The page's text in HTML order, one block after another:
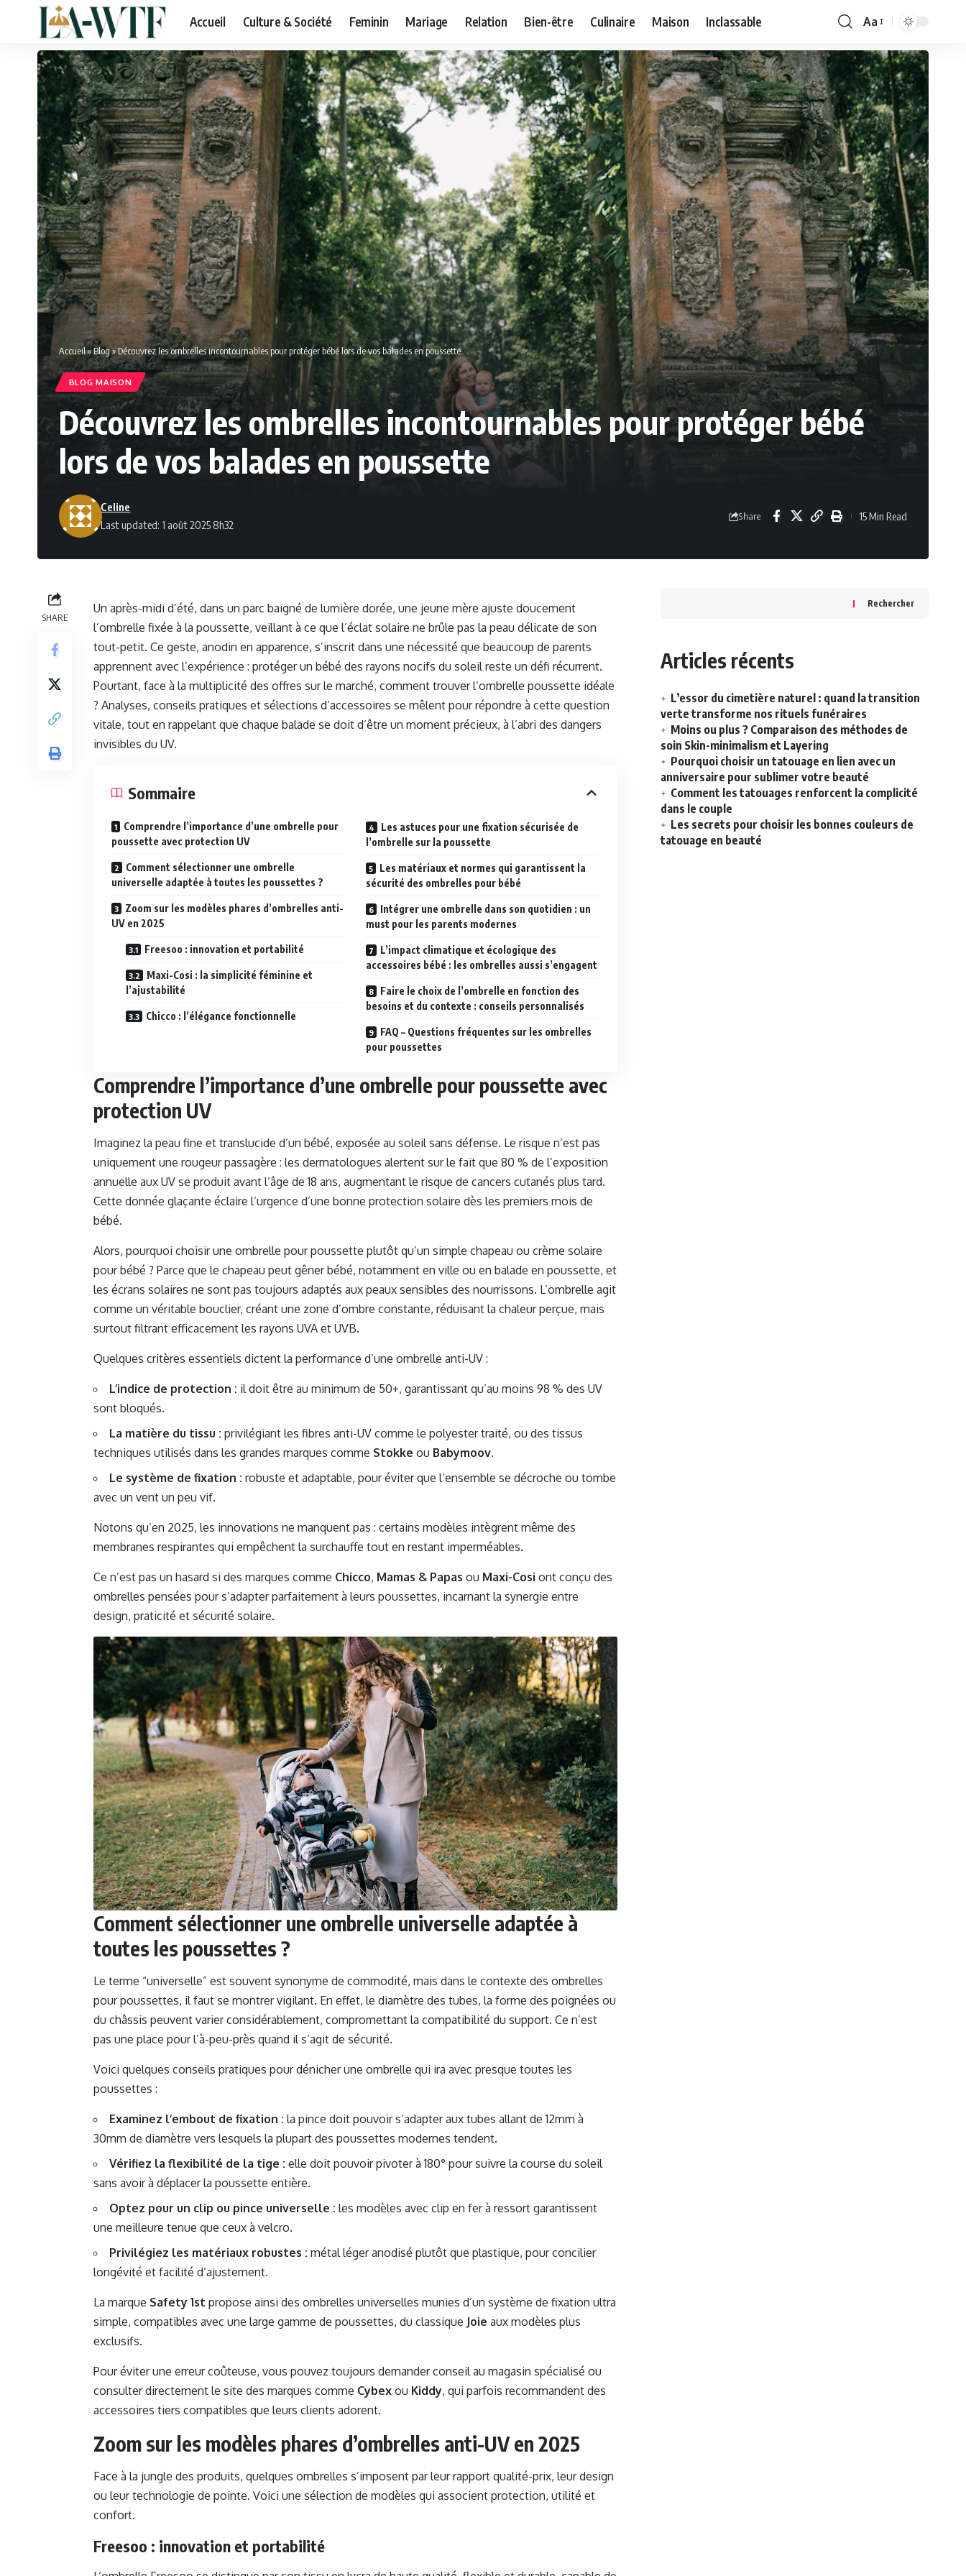
Accueil Culture & Société Feminin Mariage Relation Bien-être Culinaire Maison Inclassable
Font
Resizer
Aa
Accueil»Blog»Découvrez les ombrelles incontournables pour protéger bébé lors de vos balades en poussette
BLOG MAISON
Découvrez les ombrelles incontournables pour protéger bébé
lors de vos balades en poussette
Last updated: 1 août 2025 8h32
Celine
Share 15 Min Read
SHARE
Un après-midi d’été, dans un parc baigné de lumière dorée, une jeune mère ajuste doucement
l’ombrelle fixée à la poussette, veillant à ce que l’éclat solaire ne brûle pas la peau délicate de son
tout-petit. Ce geste, anodin en apparence, s’inscrit dans une nécessité que beaucoup de parents
apprennent avec l’expérience : protéger un bébé des rayons nocifs du soleil reste un défi récurrent.
Pourtant, face à la multiplicité des offres sur le marché, comment trouver l’ombrelle poussette idéale
? Analyses, conseils pratiques et sélections d’accessoires se mêlent pour répondre à cette question
vitale, tout en rappelant que chaque balade se doit d’être un moment précieux, à l’abri des dangers
invisibles du UV.
Sommaire
Comprendre l’importance d’une ombrelle pour
poussette avec protection UV
Comment sélectionner une ombrelle
universelle adaptée à toutes les poussettes ?
Zoom sur les modèles phares d’ombrelles anti-
UV en 2025
Freesoo : innovation et portabilité
Maxi-Cosi : la simplicité féminine et
l’ajustabilité
Chicco : l’élégance fonctionnelle
Les astuces pour une fixation sécurisée de
l’ombrelle sur la poussette
Les matériaux et normes qui garantissent la
sécurité des ombrelles pour bébé
Intégrer une ombrelle dans son quotidien : un
must pour les parents modernes
L’impact climatique et écologique des
accessoires bébé : les ombrelles aussi s’engagent
Faire le choix de l’ombrelle en fonction des
besoins et du contexte : conseils personnalisés
FAQ – Questions fréquentes sur les ombrelles
pour poussettes
Comprendre l’importance d’une ombrelle pour poussette avec
protection UV
Imaginez la peau fine et translucide d’un bébé, exposée au soleil sans défense. Le risque n’est pas
uniquement une rougeur passagère : les dermatologues alertent sur le fait que 80 % de l’exposition
annuelle aux UV se produit avant l’âge de 18 ans, augmentant le risque de cancers cutanés plus tard.
Cette donnée glaçante éclaire l’urgence d’une bonne protection solaire dès les premiers mois de
bébé.
Alors, pourquoi choisir une ombrelle pour poussette plutôt qu’un simple chapeau ou crème solaire
pour bébé ? Parce que le chapeau peut gêner bébé, notamment en ville ou en balade en poussette, et
les écrans solaires ne sont pas toujours adaptés aux peaux sensibles des nourrissons. L’ombrelle agit
comme un véritable bouclier, créant une zone d’ombre constante, réduisant la chaleur perçue, mais
surtout filtrant efficacement les rayons UVA et UVB.
Quelques critères essentiels dictent la performance d’une ombrelle anti-UV :
L’indice de protection : il doit être au minimum de 50+, garantissant qu’au moins 98 % des UV
sont bloqués.
La matière du tissu : privilégiant les fibres anti-UV comme le polyester traité, ou des tissus
techniques utilisés dans les grandes marques comme Stokke ou Babymoov.
Le système de fixation : robuste et adaptable, pour éviter que l’ensemble se décroche ou tombe
avec un vent un peu vif.
Notons qu’en 2025, les innovations ne manquent pas : certains modèles intègrent même des
membranes respirantes qui empêchent la surchauffe tout en restant imperméables.
Ce n’est pas un hasard si des marques comme Chicco, Mamas & Papas ou Maxi-Cosi ont conçu des
ombrelles pensées pour s’adapter parfaitement à leurs poussettes, incarnant la synergie entre
design, praticité et sécurité solaire.
Comment sélectionner une ombrelle universelle adaptée à
toutes les poussettes ?
Le terme “universelle” est souvent synonyme de commodité, mais dans le contexte des ombrelles
pour poussettes, il faut se montrer vigilant. En effet, le diamètre des tubes, la forme des poignées ou
du châssis peuvent varier considérablement, compromettant la compatibilité du support. Ce n’est
pas une place pour l’à-peu-près quand il s’agit de sécurité.
Voici quelques conseils pratiques pour dénicher une ombrelle qui ira avec presque toutes les
poussettes :
Examinez l’embout de fixation : la pince doit pouvoir s’adapter aux tubes allant de 12mm à
30mm de diamètre vers lesquels la plupart des poussettes modernes tendent.
Vérifiez la flexibilité de la tige : elle doit pouvoir pivoter à 180° pour suivre la course du soleil
sans avoir à déplacer la poussette entière.
Optez pour un clip ou pince universelle : les modèles avec clip en fer à ressort garantissent
une meilleure tenue que ceux à velcro.
Privilégiez les matériaux robustes : métal léger anodisé plutôt que plastique, pour concilier
longévité et facilité d’ajustement.
La marque Safety 1st propose ainsi des ombrelles universelles munies d’un système de fixation ultra
simple, compatibles avec une large gamme de poussettes, du classique Joie aux modèles plus
exclusifs.
Pour éviter une erreur coûteuse, vous pouvez toujours demander conseil au magasin spécialisé ou
consulter directement le site des marques comme Cybex ou Kiddy, qui parfois recommandent des
accessoires tiers compatibles que leurs clients adorent.
Zoom sur les modèles phares d’ombrelles anti-UV en 2025
Face à la jungle des produits, quelques ombrelles s’imposent par leur rapport qualité-prix, leur design
ou leur technologie de pointe. Voici une sélection de modèles qui associent protection, utilité et
confort.
Freesoo : innovation et portabilité
Rechercher
Articles récents
L’essor du cimetière naturel : quand la transition
verte transforme nos rituels funéraires
Moins ou plus ? Comparaison des méthodes de
soin Skin-minimalism et Layering
Pourquoi choisir un tatouage en lien avec un
anniversaire pour sublimer votre beauté
Comment les tatouages renforcent la complicité
dans le couple
Les secrets pour choisir les bonnes couleurs de
tatouage en beauté